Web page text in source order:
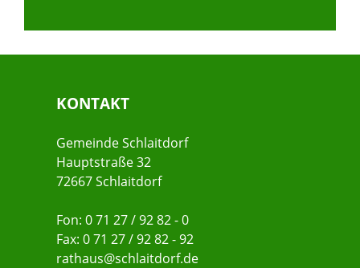
KONTAKT
Gemeinde Schlaitdorf
Hauptstraße 32
72667 Schlaitdorf
Fon: 0 71 27 / 92 82 - 0
Fax: 0 71 27 / 92 82 - 92
rathaus@schlaitdorf.de